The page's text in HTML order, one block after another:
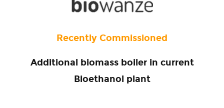
Recently Commissioned
Additional biomass boiler in current
Bioethanol plant